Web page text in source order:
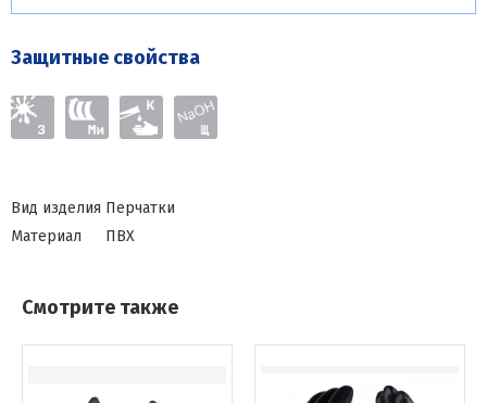
Защитные свойства
Вид изделия Перчатки
Материал
ПВХ
Смотрите также